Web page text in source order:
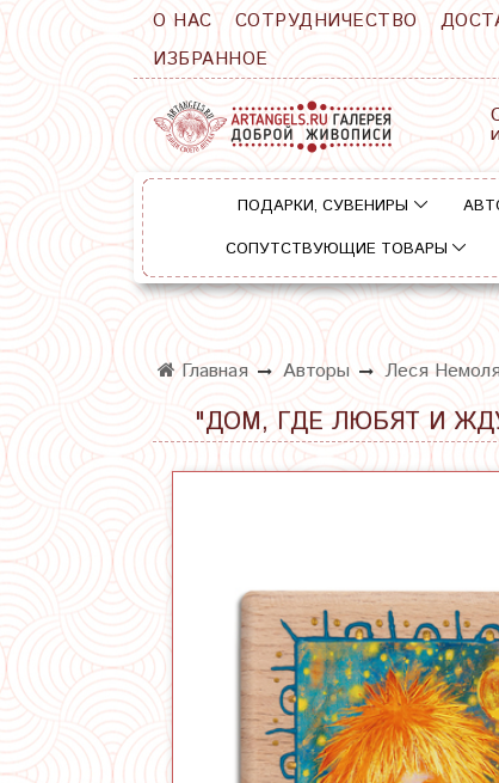
О НАС СОТРУДНИЧЕСТВО
ИЗБРАННОЕ
ПОДАРКИ, СУВЕНИРЫ
СОПУТСТВУЮЩИЕ ТОВАРЫ
Главная Авторы Леся
"ДОМ, ГДЕ ЛЮБЯТ И